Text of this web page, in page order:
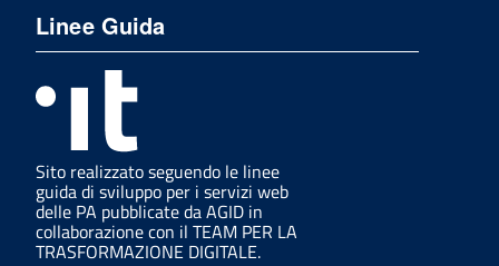
Linee Guida
Sito realizzato seguendo le linee
guida di sviluppo per i servizi web
delle PA pubblicate da AGID in
collaborazione con il TEAM PER LA
TRASFORMAZIONE DIGITALE.